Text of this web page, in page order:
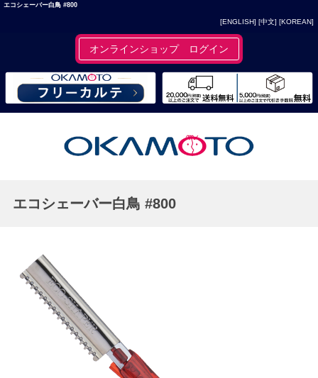
エコシェーバー白鳥 #800
[ENGLISH] [中文] [KOREAN]
オンラインショップ ログイン
エコシェーバー白鳥 #800